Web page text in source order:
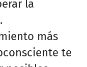
la
más
te